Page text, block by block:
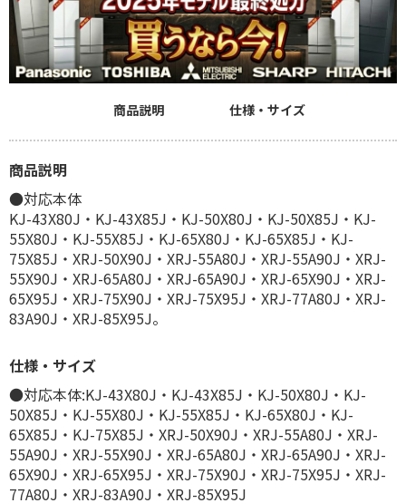
商品説明 仕様・サイズ
商品説明
●対応本体
KJ-43X80J・KJ-43X85J・KJ-50X80J・KJ-50X85J・KJ-
55X80J・KJ-55X85J・KJ-65X80J・KJ-65X85J・KJ-
75X85J・XRJ-50X90J・XRJ-55A80J・XRJ-55A90J・XRJ-
55X90J・XRJ-65A80J・XRJ-65A90J・XRJ-65X90J・XRJ-
65X95J・XRJ-75X90J・XRJ-75X95J・XRJ-77A80J・XRJ-
83A90J・XRJ-85X95J。
仕様・サイズ
●対応本体:KJ-43X80J・KJ-43X85J・KJ-50X80J・KJ-
50X85J・KJ-55X80J・KJ-55X85J・KJ-65X80J・KJ-
65X85J・KJ-75X85J・XRJ-50X90J・XRJ-55A80J・XRJ-
55A90J・XRJ-55X90J・XRJ-65A80J・XRJ-65A90J・XRJ-
65X90J・XRJ-65X95J・XRJ-75X90J・XRJ-75X95J・XRJ-
77A80J・XRJ-83A90J・XRJ-85X95J